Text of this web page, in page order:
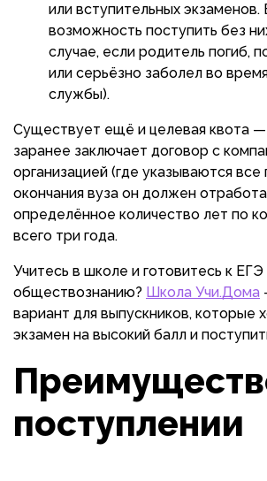
или вступительных экзаменов.
возможность поступить без
случае, если родитель погиб,
или серьёзно заболел во
службы).
Существует ещё и целевая квота
заранее заключает договор с
организацией (где указываются все
окончания вуза он должен
определённое количество лет по
всего три года.
Учитесь в школе и готовитесь к ЕГЭ
обществознанию? Школа Учи.Дома
вариант для выпускников, которые
экзамен на высокий балл и
поступлении